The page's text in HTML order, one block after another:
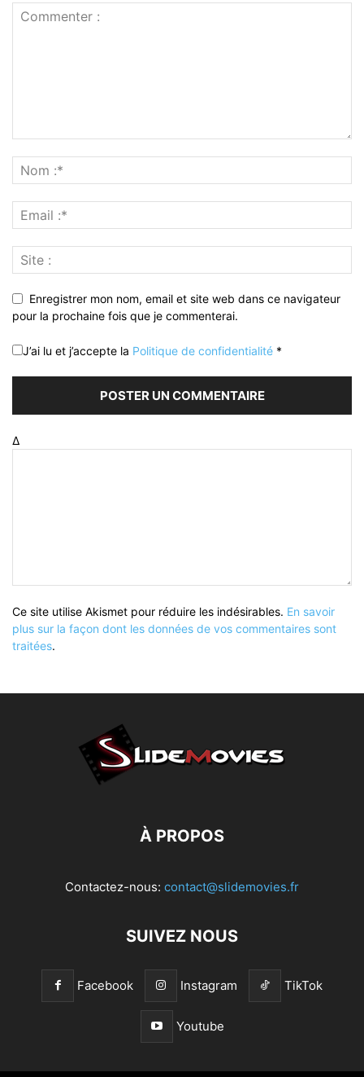
Enregistrer mon nom, email et site web dans ce navigateur
pour la prochaine fois que je commenterai.
J’ai lu et j’accepte la Politique de confidentialité *
Δ
Ce site utilise Akismet pour réduire les indésirables. En savoir
plus sur la façon dont les données de vos commentaires sont
traitées.
À PROPOS
Contactez-nous: contact@slidemovies.fr
SUIVEZ NOUS
Facebook Instagram TikTok
Youtube